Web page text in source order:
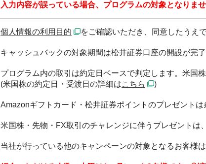
入力内容が誤っている場合、プログラムの対象となりま
個人情報の利用目的 をご確認いただき、同意したうえ
キャッシュバックの対象期間は松井証券口座の開設が完
プログラム内の取引は約定日ベースで判定します。米国
(米国株の約定日・受渡日の詳細はこちら )
Amazonギフトカード・松井証券ポイントのプレゼントは
米国株・先物・FX取引のチャレンジに伴うプレゼントは
当社が行っている他のキャンペーンの対象となるお客様